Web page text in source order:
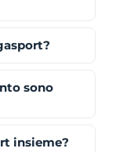
sono
insieme?